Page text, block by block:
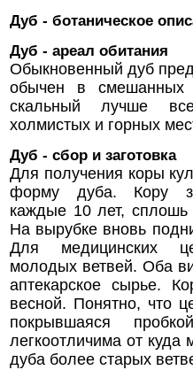
Дуб - ботаническое
Дуб - ареал обитания
Обыкновенный дуб
обычен в
скальный лучше
холмистых и горных
Дуб - сбор и заготовка
Для получения коры
форму дуба. Кору
каждые 10 лет,
На вырубке вновь
Для медицинских
молодых ветвей. Оба
аптекарское сырье.
весной. Понятно, что
покрывшаяся
легкоотличима от куда
дуба более старых